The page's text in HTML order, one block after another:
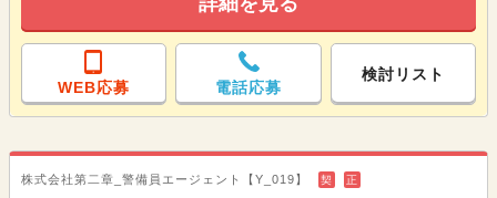
WEB応募 電話応募
検討リスト
株式会社第二章_警備員エージェント【Y_019】 契 正